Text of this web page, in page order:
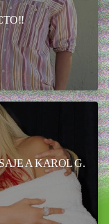
A KAROL G.